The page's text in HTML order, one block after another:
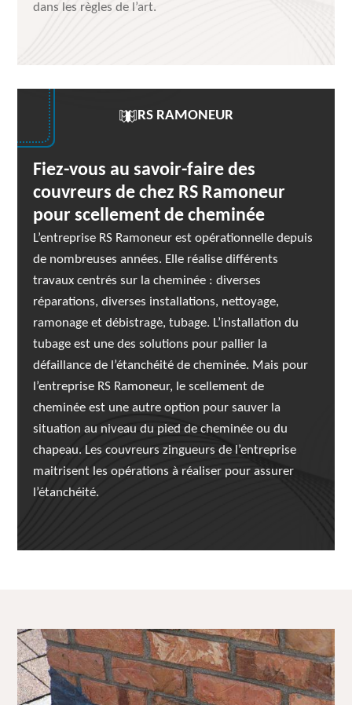
dans les règles de l’art.
RS RAMONEUR
Fiez-vous au savoir-faire des
couvreurs de chez RS Ramoneur
pour scellement de cheminée
L’entreprise RS Ramoneur est opérationnelle depuis
de nombreuses années. Elle réalise différents
travaux centrés sur la cheminée : diverses
réparations, diverses installations, nettoyage,
ramonage et débistrage, tubage. L’installation du
tubage est une des solutions pour pallier la
défaillance de l’étanchéité de cheminée. Mais pour
l’entreprise RS Ramoneur, le scellement de
cheminée est une autre option pour sauver la
situation au niveau du pied de cheminée ou du
chapeau. Les couvreurs zingueurs de l’entreprise
maitrisent les opérations à réaliser pour assurer
l’étanchéité.